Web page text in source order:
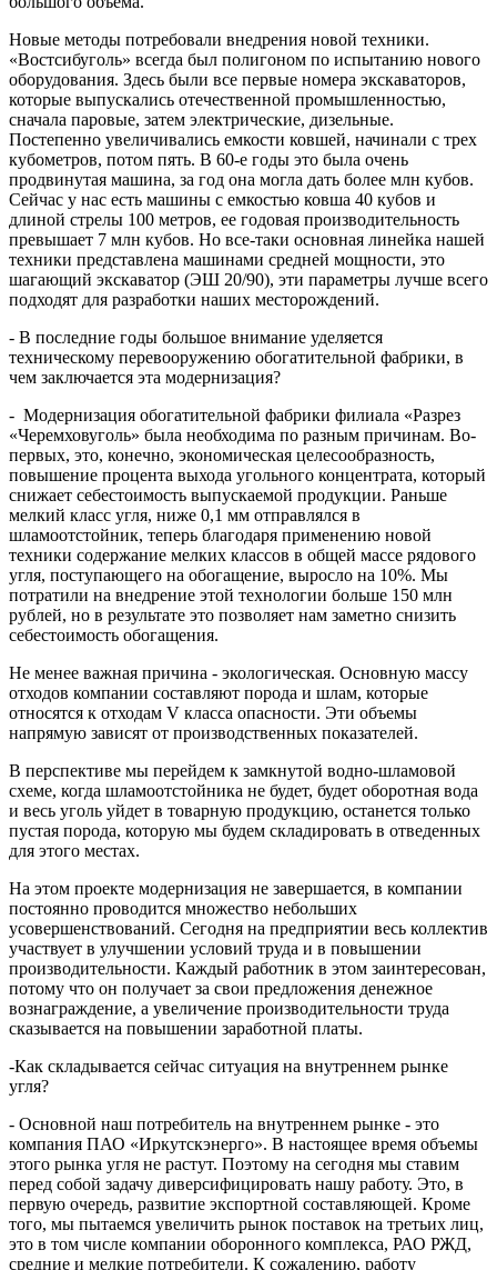
Новые методы потребовали внедрения новой техники.
«Востсибуголь» всегда был полигоном по испытанию нового
оборудования. Здесь были все первые номера экскаваторов,
которые выпускались отечественной промышленностью,
сначала паровые, затем электрические, дизельные.
Постепенно увеличивались емкости ковшей, начинали с трех
кубометров, потом пять. В 60-е годы это была очень
продвинутая машина, за год она могла дать более млн кубов.
Сейчас у нас есть машины с емкостью ковша 40 кубов и
длиной стрелы 100 метров, ее годовая производительность
превышает 7 млн кубов. Но все-таки основная линейка нашей
техники представлена машинами средней мощности, это
шагающий экскаватор (ЭШ 20/90), эти параметры лучше всего
подходят для разработки наших месторождений.
- В последние годы большое внимание уделяется
техническому перевооружению обогатительной фабрики, в
чем заключается эта модернизация?
- Модернизация обогатительной фабрики филиала «Разрез
«Черемховуголь» была необходима по разным причинам. Во-
первых, это, конечно, экономическая целесообразность,
повышение процента выхода угольного концентрата, который
снижает себестоимость выпускаемой продукции. Раньше
мелкий класс угля, ниже 0,1 мм отправлялся в
шламоотстойник, теперь благодаря применению новой
техники содержание мелких классов в общей массе рядового
угля, поступающего на обогащение, выросло на 10%. Мы
потратили на внедрение этой технологии больше 150 млн
рублей, но в результате это позволяет нам заметно снизить
себестоимость обогащения.
Не менее важная причина - экологическая. Основную массу
отходов компании составляют порода и шлам, которые
относятся к отходам V класса опасности. Эти объемы
напрямую зависят от производственных показателей.
В перспективе мы перейдем к замкнутой водно-шламовой
схеме, когда шламоотстойника не будет, будет оборотная вода
и весь уголь уйдет в товарную продукцию, останется только
пустая порода, которую мы будем складировать в отведенных
для этого местах.
На этом проекте модернизация не завершается, в компании
постоянно проводится множество небольших
усовершенствований. Сегодня на предприятии весь коллектив
участвует в улучшении условий труда и в повышении
производительности. Каждый работник в этом заинтересован,
потому что он получает за свои предложения денежное
вознаграждение, а увеличение производительности труда
сказывается на повышении заработной платы.
-Как складывается сейчас ситуация на внутреннем рынке
угля?
- Основной наш потребитель на внутреннем рынке - это
компания ПАО «Иркутскэнерго». В настоящее время объемы
этого рынка угля не растут. Поэтому на сегодня мы ставим
перед собой задачу диверсифицировать нашу работу. Это, в
первую очередь, развитие экспортной составляющей. Кроме
того, мы пытаемся увеличить рынок поставок на третьих лиц,
это в том числе компании оборонного комплекса, РАО РЖД,
средние и мелкие потребители. К сожалению, работу